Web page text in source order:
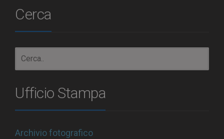
Cerca
Ufficio Stampa
Archivio fotografico